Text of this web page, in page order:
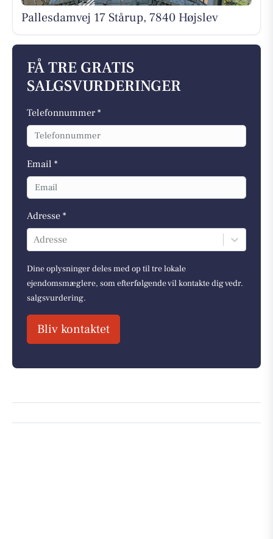
Pallesdamvej 17 Stårup, 7840 Højslev
FÅ TRE GRATIS
SALGSVURDERINGER
Telefonnummer *
Email *
Adresse *
Adresse
Dine oplysninger deles med op til tre lokale
ejendomsmæglere, som efterfølgende vil kontakte dig vedr.
salgsvurdering.
Bliv kontaktet